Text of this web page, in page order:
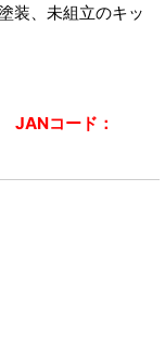
装、未組立のキッ
JANコード：